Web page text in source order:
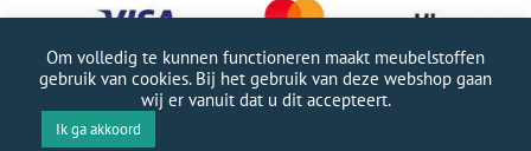
Professionele WordPress website door Webworx
Copyright Merkmeubelstoffen 2026
Om volledig te kunnen functioneren maakt meubelstoffen
gebruik van cookies. Bij het gebruik van deze webshop gaan
wij er vanuit dat u dit accepteert.
Ik ga akkoord